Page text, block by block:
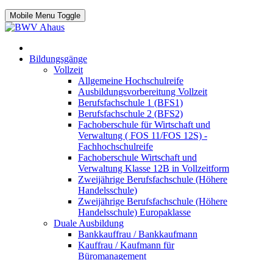
Mobile Menu Toggle
Bildungsgänge
Vollzeit
Allgemeine Hochschulreife
Ausbildungsvorbereitung Vollzeit
Berufsfachschule 1 (BFS1)
Berufsfachschule 2 (BFS2)
Fachoberschule für Wirtschaft und
Verwaltung ( FOS 11/FOS 12S) -
Fachhochschulreife
Fachoberschule Wirtschaft und
Verwaltung Klasse 12B in Vollzeitform
Zweijährige Berufsfachschule (Höhere
Handelsschule)
Zweijährige Berufsfachschule (Höhere
Handelsschule) Europaklasse
Duale Ausbildung
Bankkauffrau / Bankkaufmann
Kauffrau / Kaufmann für
Büromanagement